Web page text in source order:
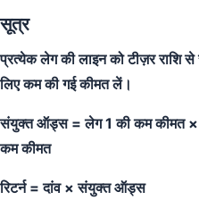
सूत्र
प्रत्येक लेग की लाइन को टीज़र राशि
लिए कम की गई कीमत लें।
संयुक्त ऑड्स = लेग 1 की कम कीमत
कम कीमत
रिटर्न = दांव × संयुक्त ऑड्स